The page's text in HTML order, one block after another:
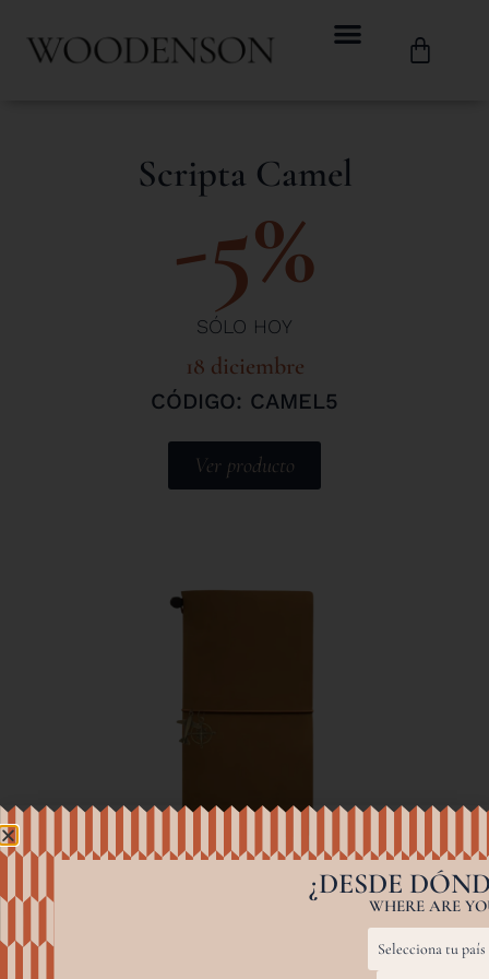
Scripta Camel
-5%
SÓLO HOY
18 diciembre
CÓDIGO: CAMEL5
Ver producto
¿DESDE
WHERE ARE